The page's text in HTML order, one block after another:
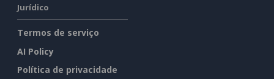
Jurídico
Termos de serviço
AI Policy
Política de privacidade